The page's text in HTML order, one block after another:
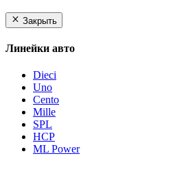
Закрыть
Линейки авто
Dieci
Uno
Cento
Mille
SPL
HCP
ML Power